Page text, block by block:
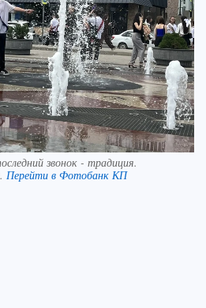
звонок - традиция.
Перейти в Фотобанк КП